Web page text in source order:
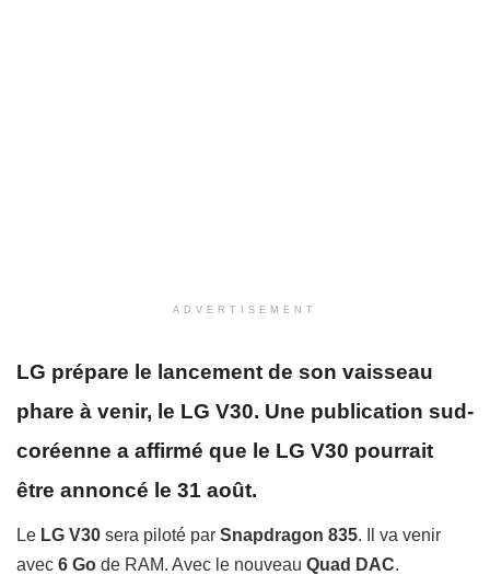
ADVERTISEMENT
LG prépare le lancement de son vaisseau
phare à venir, le LG V30. Une publication sud-
coréenne a affirmé que le LG V30 pourrait
être annoncé le 31 août.
Le LG V30 sera piloté par Snapdragon 835. I
l va venir
avec 6 Go de RAM. Avec le nouveau Quad DAC.